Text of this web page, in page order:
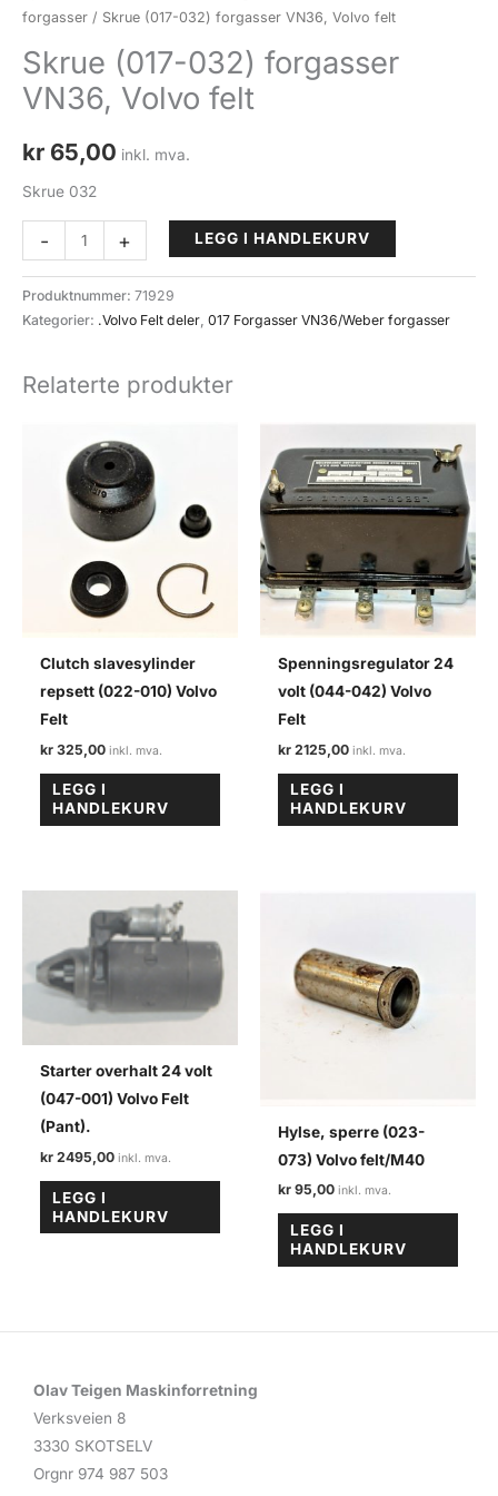
forgasser / Skrue (017-032) forgasser VN36, Volvo felt
Skrue (017-032) forgasser
VN36, Volvo felt
kr 65,00 inkl. mva.
Skrue 032
-
(017-
032)
forgasser
Volvo
+ LEGG I HANDLEKURV
Produktnummer: 71929
Kategorier: .Volvo Felt deler, 017 Forgasser VN36/Weber forgasser
Relaterte produkter
Clutch slavesylinder
repsett (022-010) Volvo
Felt
kr 325,00
LEGG I
HANDLEKURV
Spenningsregulator 24
volt (044-042) Volvo
Felt
kr 2125,00
LEGG I
HANDLEKURV
Starter overhalt 24 volt
(047-001) Volvo Felt
(Pant).
kr 2495,00
LEGG I
HANDLEKURV
Hylse, sperre (023-
073) Volvo felt/M40
kr 95,00
LEGG I
HANDLEKURV
Olav Teigen Maskinforretning
Verksveien 8
3330 SKOTSELV
Orgnr 974 987 503